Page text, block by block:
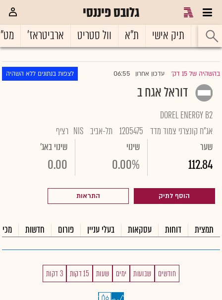
גלובס פיננסי
ראשי תיק אישי ת"א וול סטריט ארביטראז'
בהשהיה של 15 דק' |עדכון אחרון 06:55 לצפות בנתונים ללא השהיה
דוראל אגח ב
DOREL ENERGY B2
אג"ח קונצרני צמוד מדד 1205475 תל-אביב NIS רציף
שער
112.84
שינוי
0.00%
שינוי באג'
0.00
הוסף לתיק התראות
תמצית דוחות עסקאות בעלי עניין פורום חדשות
חודשים שבועות ימים שעות 15 דקות 3 דקות